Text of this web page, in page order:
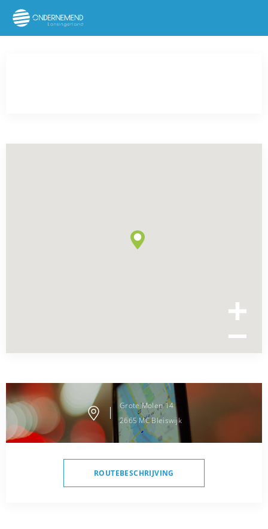
Grote Molen 14
2665 MCBleiswijk
ROUTEBESCHRIJVING